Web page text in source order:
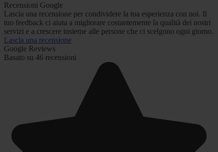
Recensioni Google
Lascia una recensione per condividere la tua esperienza con noi. Il
tuo feedback ci aiuta a migliorare costantemente la qualità dei nostri
servizi e a crescere insieme alle persone che ci scelgono ogni giorno.
Lascia una recensione
Google Reviews
Basato su 46 recensioni